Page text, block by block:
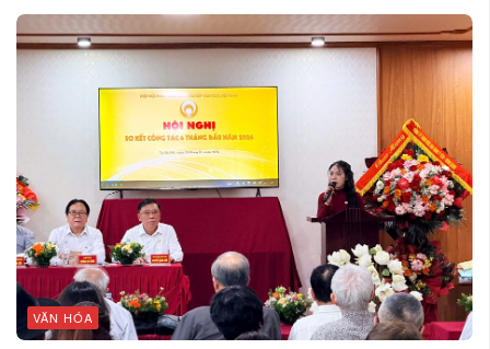
VĂN HÓA